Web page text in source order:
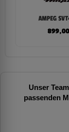
AMPEG
Unser
passenden